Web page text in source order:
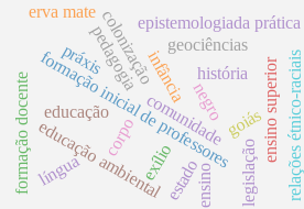
infância história
corpo
formação inicial de professores
geociências
educação ambiental
educação comunidade
colonização
estado
negro goiás
epistemologiada prática
formação docente ensino superiorrelações étnico-raciais
legislação
pedagogia
ensino
exílio
práxis
erva mate
língua